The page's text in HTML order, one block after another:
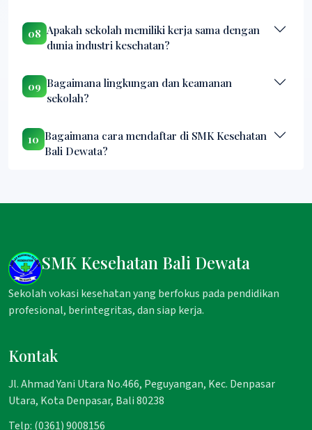
08 Apakah sekolah memiliki kerja sama dengan
dunia industri kesehatan?
09 Bagaimana lingkungan dan keamanan
sekolah?
10 Bagaimana cara mendaftar di SMK Kesehatan
Bali Dewata?
SMK Kesehatan Bali Dewata
Sekolah vokasi kesehatan yang berfokus pada pendidikan
profesional, berintegritas, dan siap kerja.
Kontak
Jl. Ahmad Yani Utara No.466, Peguyangan, Kec. Denpasar
Utara, Kota Denpasar, Bali 80238
Telp: (0361) 9008156